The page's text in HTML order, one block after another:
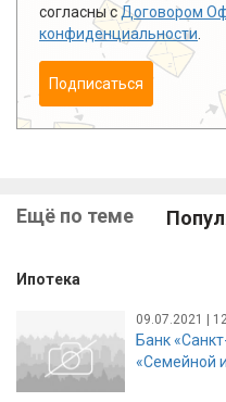
согласны сДоговором
конфиденциальности
Подписаться
Ещё по теме
Ипотека
09.07.2021 |
Банк
«Семейной